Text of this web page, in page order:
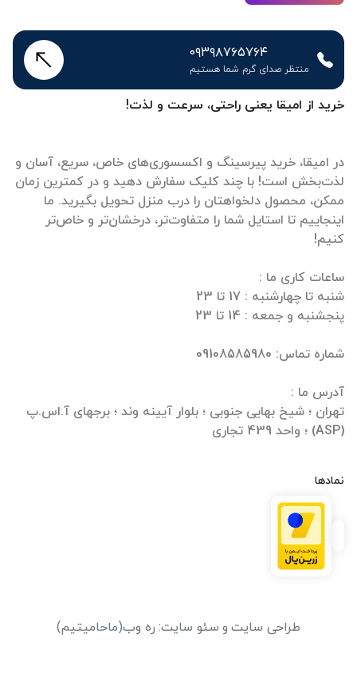
خرید از امیقا یعنی راحتی، سرعت و لذت!
در امیقا، خرید پیرسینگ و اکسسوری‌های خاص، سریع، آسان و
لذت‌بخش است! با چند کلیک سفارش دهید و در کمترین زمان
ممکن، محصول دلخواهتان را درب منزل تحویل بگیرید. ما
اینجاییم تا استایل شما را متفاوت‌تر، درخشان‌تر و خاص‌تر
تهران ؛ شیخ بهایی جنوبی ؛ بلوار آیینه وند ؛ برجهای آ.اس.پ
(ASP) ؛ واحد 439 تجاری
نمادها
۰۹۳۹۸۷۶۵۷۶۴
منتظر صدای گرم شما هستیم
طراحی سایت و سئو سایت: ره وب(ماحامیتیم)